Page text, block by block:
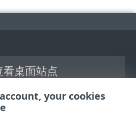
看桌面站点
知识库
your cookies